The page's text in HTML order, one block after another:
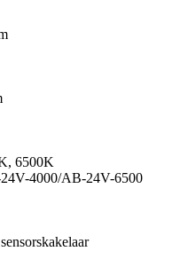
6500K
4000/AB-24V-6500